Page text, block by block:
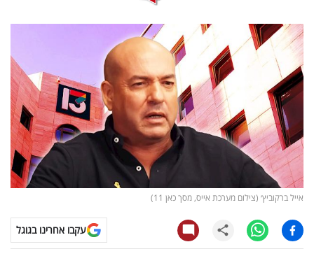
מדדים
ומחקרים
דעות
רכילות
עסקית
קריפטו
ויראלי
טלוויזיה
אייל ברקוביץ׳ (צילום מערכת אייס, מסך כאן 11)
עקבו אחרינו בגוגל